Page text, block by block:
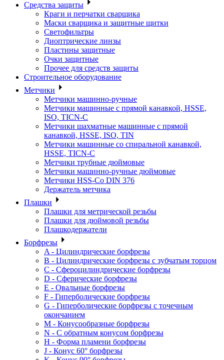
Средства защиты
Краги и перчатки сварщика
Маски сварщика и защитные щитки
Светофильтры
Диоптрические линзы
Пластины защитные
Очки защитные
Прочее для средств защиты
Строительное оборудование
Метчики
Метчики машинно-ручные
Метчики машинные с прямой канавкой, HSSE,
ISO, TICN-C
Метчики шахматные машинные с прямой
канавкой, HSSE, ISO, TIN
Метчики машинные со спиральной канавкой,
HSSE, TICN-C
Метчики трубные дюймовые
Метчики машинно-ручные дюймовые
Метчики HSS-Co DIN 376
Держатель метчика
Плашки
Плашки для метрической резьбы
Плашки для дюймовой резьбы
Плашкодержатели
Борфрезы
A - Цилиндрические борфрезы
B - Цилиндрические борфрезы с зубчатым торцом
C - Сфероцилиндрические борфрезы
D - Сферические борфрезы
E - Овальные борфрезы
F - Гиперболические борфрезы
G - Гиперболические борфрезы с точечным
окончанием
M - Конусообразные борфрезы
N - С обратным конусом борфрезы
H - Форма пламени борфрезы
J - Конус 60° борфрезы